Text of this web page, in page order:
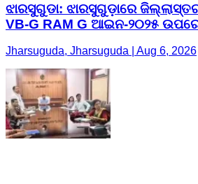
ଝାରସୁଗୁଡା: ଝାରସୁଗୁଡ଼ାରେ
VB-G RAM G ଆଇନ-୨୦୨୫
Jharsuguda, Jharsuguda | Aug 6, 2026